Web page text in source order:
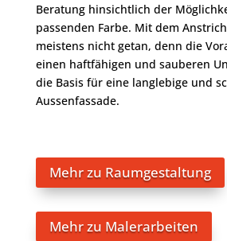
Beratung hinsichtlich der
passenden Farbe. Mit dem
meistens nicht getan, denn die
einen haftfähigen und sauberen
die Basis für eine langlebige und
Aussenfassade.
Mehr zu Raumgestaltung
Mehr zu Malerarbeiten